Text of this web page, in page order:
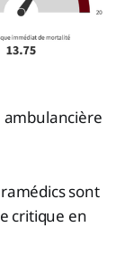
ambulancière
sont
critique en